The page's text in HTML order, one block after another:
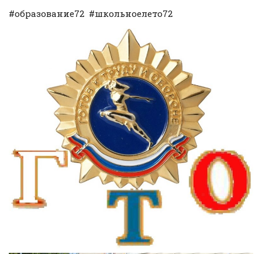
#образование72 #школьноелето72